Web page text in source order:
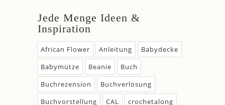
Jede Menge Ideen &
Inspiration
African Flower Anleitung
Babydecke
Babymütze
Beanie
Buch
Buchrezension
Buchverlosung
Buchvorstellung
CAL
crochetalong